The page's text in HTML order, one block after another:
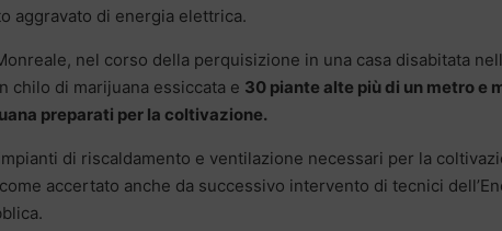
aggravato di energia elettrica.
nel corso della perquisizione in una casa disabitata
chilo di marijuana essiccata e 30 piante alte più di un metro e
preparati per la coltivazione.
di riscaldamento e ventilazione necessari per la
accertato anche da successivo intervento di tecnici